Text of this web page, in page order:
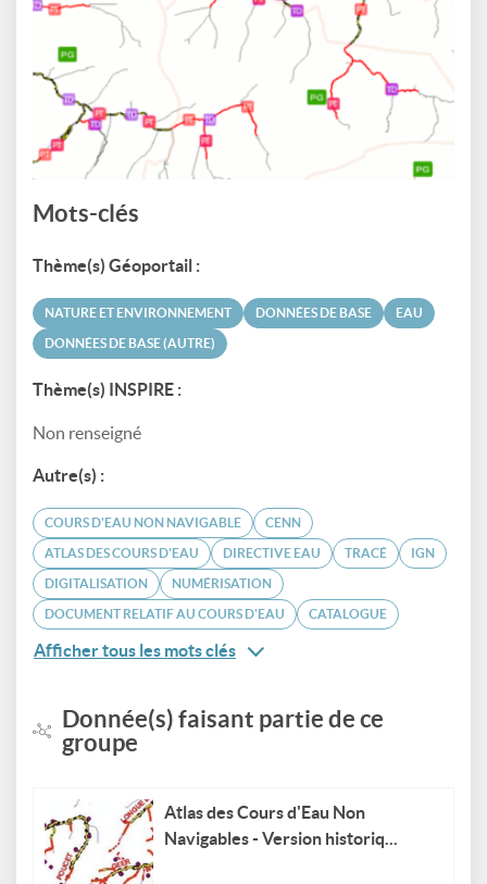
Mots-clés
Thème(s) Géoportail :
NATURE ET ENVIRONNEMENT DONNÉES DE BASE EAU
DONNÉES DE BASE (AUTRE)
Thème(s) INSPIRE :
Non renseigné
Autre(s) :
COURS D'EAU NON NAVIGABLE CENN
ATLAS DES COURS D'EAU DIRECTIVE EAU TRACÉ IGN
DIGITALISATION NUMÉRISATION
DOCUMENT RELATIF AU COURS D'EAU CATALOGUE
Afficher tous les mots clés
Donnée(s) faisant partie de ce
groupe
Atlas des Cours d'Eau Non
Navigables - Version historiq...